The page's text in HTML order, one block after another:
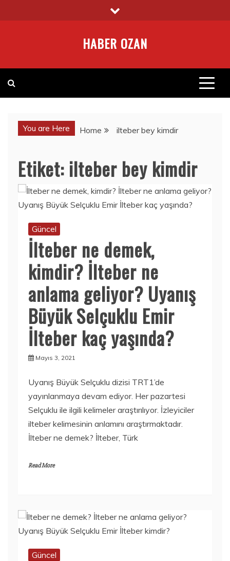
to
HABER OZAN
You are Here Home ilteber bey kimdir
Etiket: ilteber bey kimdir
Güncel
İlteber ne demek,
kimdir? İlteber ne
anlama geliyor? Uyanış
Büyük Selçuklu Emir
İlteber kaç yaşında?
Mayıs 3, 2021
Uyanış Büyük Selçuklu dizisi TRT1’de
yayınlanmaya devam ediyor. Her pazartesi
Selçuklu ile ilgili kelimeler araştırılıyor. İzleyiciler
ilteber kelimesinin anlamını araştırmaktadır.
İlteber ne demek? İlteber, Türk
Read More
Güncel